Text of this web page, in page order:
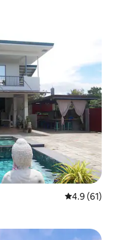
평점 4.9점(5
4.9 (61)